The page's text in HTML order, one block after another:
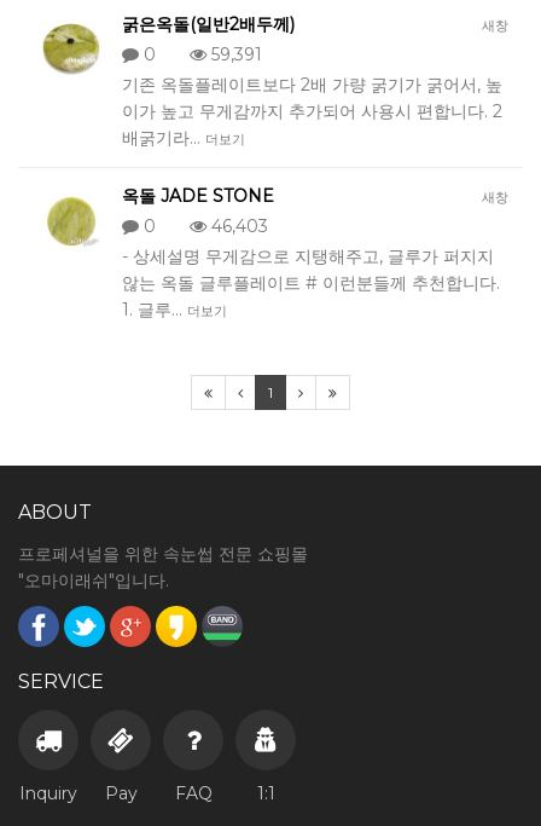
새창
굵은옥돌(일반2배두께)
0
59,391
기존 옥돌플레이트보다 2배 가량 굵기가 굵어서, 높
이가 높고 무게감까지 추가되어 사용시 편합니다. 2
배굵기라… 더보기
새창
옥돌 JADE STONE
0
46,403
- 상세설명 무게감으로 지탱해주고, 글루가 퍼지지
않는 옥돌 글루플레이트 # 이런분들께 추천합니다.
1. 글루… 더보기
1
ABOUT
프로페셔널을 위한 속눈썹 전문 쇼핑몰
"오마이래쉬"입니다.
SERVICE
Inquiry Pay FAQ 1:1